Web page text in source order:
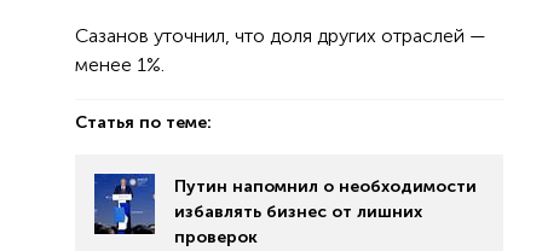
Сазанов уточнил, что доля других отраслей —
менее 1%.
Статья по теме:
Путин напомнил о необходимости
избавлять бизнес от лишних
проверок